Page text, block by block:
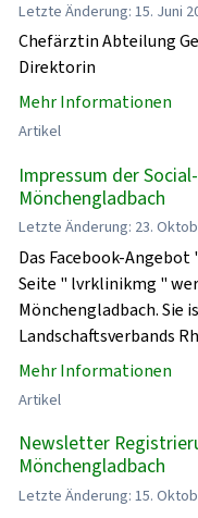
Letzte Änderung: 15. Juni
Chefärztin Abteilung
Direktorin
Mehr Informationen
Artikel
Impressum der
Mönchengladbach
Letzte Änderung: 23.
Das Facebook-
Seite " lvrklinikmg "
Mönchengladbach. Sie
Landschaftsverbands
Mehr Informationen
Artikel
Newsletter
Mönchengladbach
Letzte Änderung: 15.